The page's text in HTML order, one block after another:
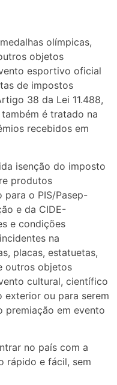
olímpicas,
objetos
esportivo oficial
de impostos
38 da Lei 11.488,
é tratado na
recebidos em
isenção do imposto
produtos
o PIS/Pasep-
e da CIDE-
e condições
na
placas, estatuetas,
outros objetos
cultural, científico
ou para serem
premiação em evento
no país com a
rápido e fácil, sem